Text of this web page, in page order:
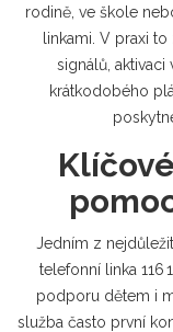
rodině, ve škole
linkami. V praxi
signálů,
krátkodobého
Jedním z
telefonní linka 116
podporu dětem i
služba často první